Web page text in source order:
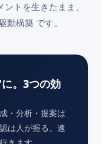
トを生きたまま、
構築 です。
。3つの効
・分析・提案は
は人が握る。速